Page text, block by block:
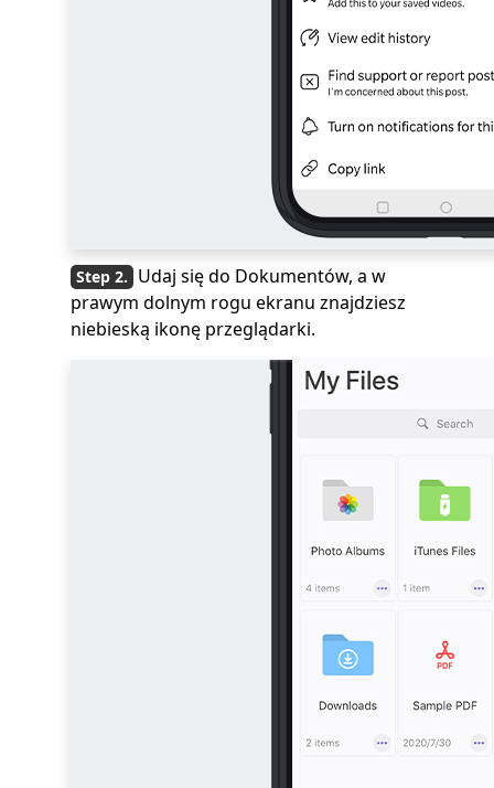
Udaj się do Dokumentów, a w
prawym dolnym rogu ekranu znajdziesz
niebieską ikonę przeglądarki.